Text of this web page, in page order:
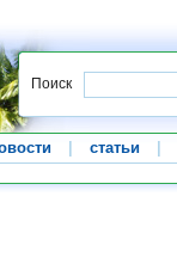
Поиск
статьи